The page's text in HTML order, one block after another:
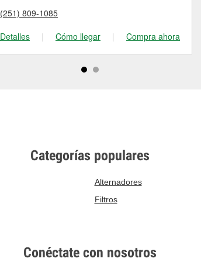
(251) 809-1085
Detalles
| Cómo llegar | Compra ahora
Categorías populares
Alternadores
Filtros
Conéctate con nosotros